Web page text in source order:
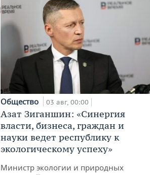
Общество 03 авг, 00:00
Азат Зиганшин: «Синергия
власти, бизнеса, граждан и
науки ведет республику к
экологическому успеху»
Министр экологии и природных